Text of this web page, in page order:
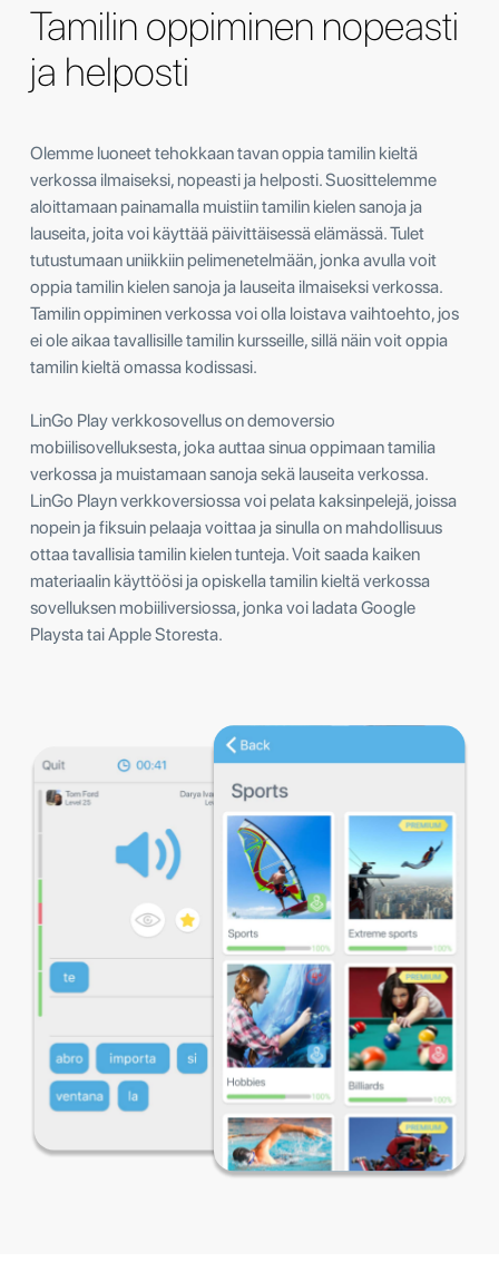
Tamilin oppiminen nopeasti
ja helposti
Olemme luoneet tehokkaan tavan oppia tamilin kieltä
verkossa ilmaiseksi, nopeasti ja helposti. Suosittelemme
aloittamaan painamalla muistiin tamilin kielen sanoja ja
lauseita, joita voi käyttää päivittäisessä elämässä. Tulet
tutustumaan uniikkiin pelimenetelmään, jonka avulla voit
oppia tamilin kielen sanoja ja lauseita ilmaiseksi verkossa.
Tamilin oppiminen verkossa voi olla loistava vaihtoehto, jos
ei ole aikaa tavallisille tamilin kursseille, sillä näin voit oppia
tamilin kieltä omassa kodissasi.
LinGo Play verkkosovellus on demoversio
mobiilisovelluksesta, joka auttaa sinua oppimaan tamilia
verkossa ja muistamaan sanoja sekä lauseita verkossa.
LinGo Playn verkkoversiossa voi pelata kaksinpelejä, joissa
nopein ja fiksuin pelaaja voittaa ja sinulla on mahdollisuus
ottaa tavallisia tamilin kielen tunteja. Voit saada kaiken
materiaalin käyttöösi ja opiskella tamilin kieltä verkossa
sovelluksen mobiiliversiossa, jonka voi ladata Google
Playsta tai Apple Storesta.